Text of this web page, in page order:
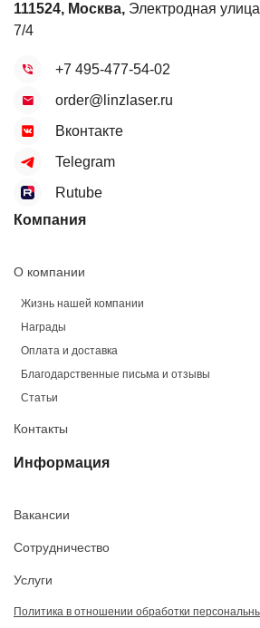
111524, Москва, Электродная
7/4
+7 495-477-54-02
order@linzlaser.ru
Вконтакте
Telegram
Rutube
Компания
О компании
Жизнь нашей компании
Награды
Оплата и доставка
Благодарственные письма и отзывы
Статьи
Контакты
Информация
Вакансии
Сотрудничество
Услуги
Политика в отношении обработки